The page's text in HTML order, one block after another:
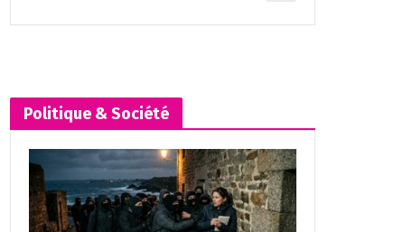
Politique & Société